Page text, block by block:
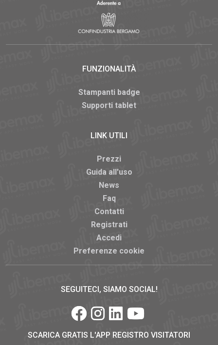
FUNZIONALITÀ
Stampanti badge
Supporti tablet
LINK UTILI
Prezzi
Guida all'uso
News
Faq
Contatti
Registrati
Accedi
Preferenze cookie
SEGUITECI, SIAMO SOCIAL!
SCARICA GRATIS L'APP REGISTRO VISITATORI